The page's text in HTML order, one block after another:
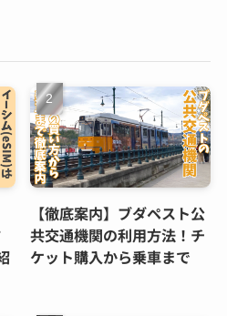
【徹底案内】ブダペスト公
共交通機関の利用方法！チ
ケット購入から乗車まで